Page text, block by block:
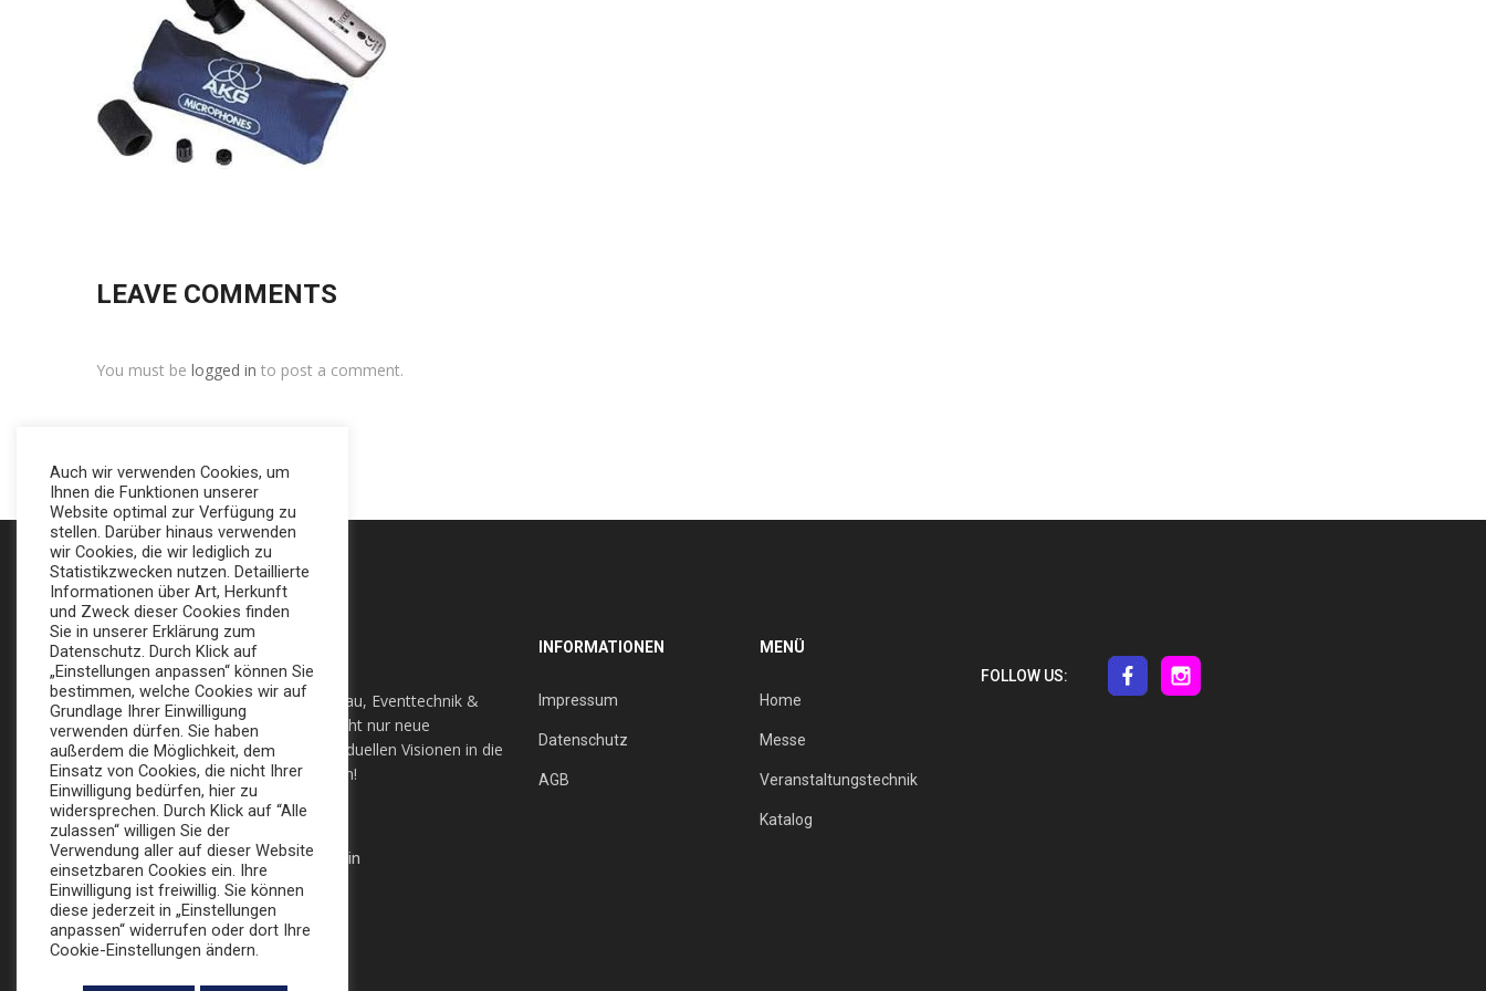
LEAVE COMMENTS
You must be logged in to post a comment.
Ihre All-In-One Agentur für Messebau, Eventtechnik &
Sonderbau in Berlin. Wir setzten nicht nur neue
Maßstäbe, sondern auch ihre individuellen Visionen in die
Tat um. Lassen sie sich Überzeugen!
+49 (0) 30 924 0 95 97
Apollofalterallee 98, 12683 Berlin
info@broker-gmbh.de
INFORMATIONEN
Impressum
Datenschutz
AGB
MENÜ
Home
Messe
Veranstaltungstechnik
Katalog
FOLLOW US:
Auch wir verwenden Cookies, um
Ihnen die Funktionen unserer
Website optimal zur Verfügung zu
stellen. Darüber hinaus verwenden
wir Cookies, die wir lediglich zu
Statistikzwecken nutzen. Detaillierte
Informationen über Art, Herkunft
und Zweck dieser Cookies finden
Sie in unserer Erklärung zum
Datenschutz. Durch Klick auf
„Einstellungen anpassen“ können Sie
bestimmen, welche Cookies wir auf
Grundlage Ihrer Einwilligung
verwenden dürfen. Sie haben
außerdem die Möglichkeit, dem
Einsatz von Cookies, die nicht Ihrer
Einwilligung bedürfen, hier zu
widersprechen. Durch Klick auf “Alle
zulassen“ willigen Sie der
Verwendung aller auf dieser Website
einsetzbaren Cookies ein. Ihre
Einwilligung ist freiwillig. Sie können
diese jederzeit in „Einstellungen
anpassen“ widerrufen oder dort Ihre
Cookie-Einstellungen ändern.